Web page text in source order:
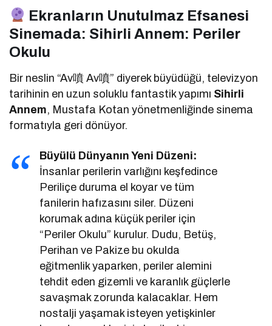
Ekranların Unutulmaz Efsanesi
Sinemada: Sihirli Annem: Periler
Okulu
Bir neslin “Av噴 Av噴” diyerek büyüdüğü, televizyon
tarihinin en uzun soluklu fantastik yapımı Sihirli
Annem, Mustafa Kotan yönetmenliğinde sinema
formatıyla geri dönüyor.
Büyülü Dünyanın Yeni Düzeni:
İnsanlar perilerin varlığını keşfedince
Periliçe duruma el koyar ve tüm
fanilerin hafızasını siler. Düzeni
korumak adına küçük periler için
“Periler Okulu” kurulur. Dudu, Betüş,
Perihan ve Pakize bu okulda
eğitmenlik yaparken, periler alemini
tehdit eden gizemli ve karanlık güçlerle
savaşmak zorunda kalacaklar. Hem
nostalji yaşamak isteyen yetişkinler